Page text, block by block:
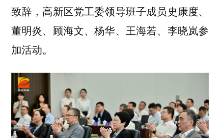
致辞，高新区党工委领导班子成员史康度、
董明炎、顾海文、杨华、王海若、李晓岚参
加活动。